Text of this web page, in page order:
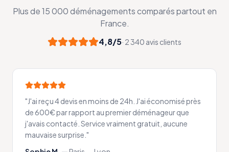
Plus de 15 000 déménagements comparés partout en
France.
4,8/5· 2 340 avis clients
"J'ai reçu 4 devis en moins de 24h. J'ai économisé près
de 600€ par rapport au premier déménageur que
j'avais contacté. Service vraiment gratuit, aucune
mauvaise surprise. "